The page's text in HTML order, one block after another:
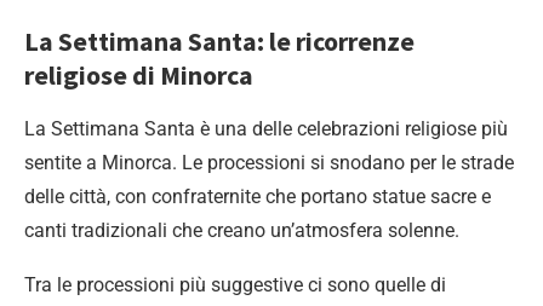
La Settimana Santa: le ricorrenze
religiose di Minorca
La Settimana Santa è una delle celebrazioni religiose più
sentite a Minorca. Le processioni si snodano per le strade
delle città, con confraternite che portano statue sacre e
canti tradizionali che creano un’atmosfera solenne.
Tra le processioni più suggestive ci sono quelle di